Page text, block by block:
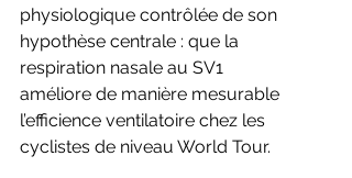
physiologique contrôlée de son
hypothèse centrale : que la
respiration nasale au SV1
améliore de manière mesurable
l’efficience ventilatoire chez les
cyclistes de niveau World Tour.